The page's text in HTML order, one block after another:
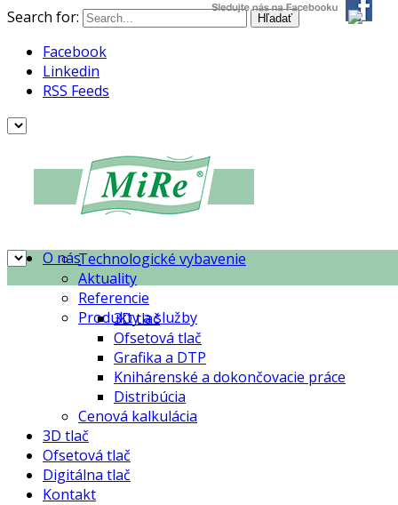
Search for:
Facebook
Linkedin
RSS Feeds
O násTechnologické vybavenie
Aktuality
Referencie
Produkty a služby
3D tlač
Ofsetová tlač
Grafika a DTP
Knihárenské a dokončovacie práce
Distribúcia
Cenová kalkulácia
3D tlač
Ofsetová tlač
Digitálna tlač
Kontakt